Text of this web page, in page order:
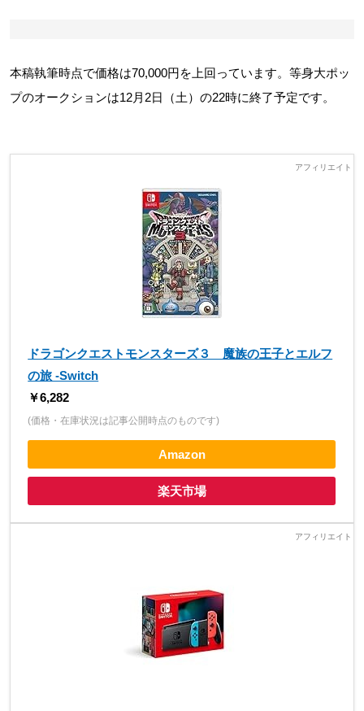
本稿執筆時点で価格は70,000円を上回っています。等身大ポッ
プのオークションは12月2日（土）の22時に終了予定です。
ドラゴンクエストモンスターズ３ 魔族の王子とエルフ
の旅 -Switch
￥6,282
(価格・在庫状況は記事公開時点のものです)
Amazon
楽天市場